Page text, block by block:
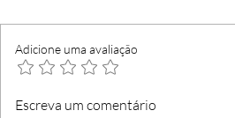
Marítimo entra a ganhar no
Adicione uma avaliação
Escreva um comentário